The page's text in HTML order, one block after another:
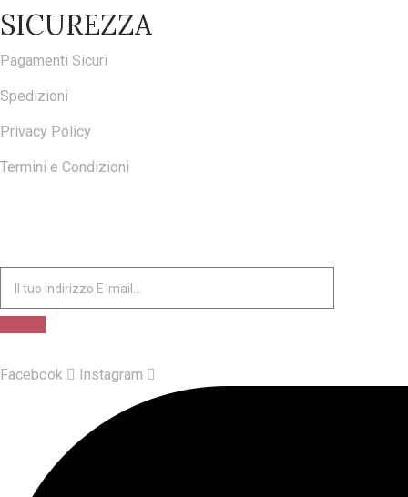
SICUREZZA
Pagamenti Sicuri
Spedizioni
Privacy Policy
Termini e Condizioni
Facebook Instagram